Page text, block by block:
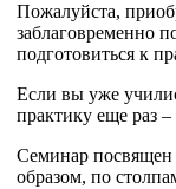
Пожалуйста,
заблаговременно
подготовиться к
Если вы уже
практику еще раз
Семинар посвящен
образом, по